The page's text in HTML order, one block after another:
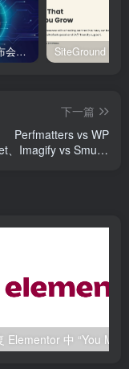
OpenAI 春季发布会：全新 GPT-4o 多模态模型发布，实时互动及免费用户升级全面开启
下一篇
Perfmatters vs WP
、Imagify vs Smush